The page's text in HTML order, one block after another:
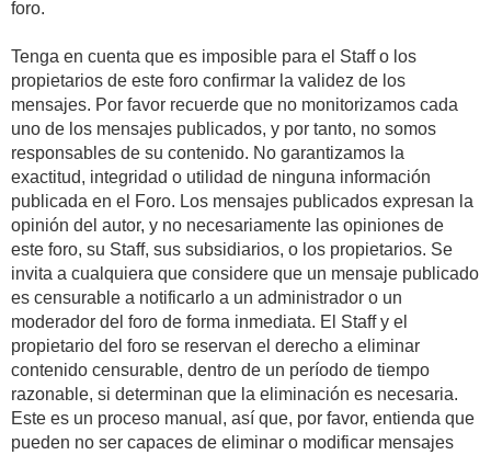
foro.
Tenga en cuenta que es imposible para el Staff o los
propietarios de este foro confirmar la validez de los
mensajes. Por favor recuerde que no monitorizamos cada
uno de los mensajes publicados, y por tanto, no somos
responsables de su contenido. No garantizamos la
exactitud, integridad o utilidad de ninguna información
publicada en el Foro. Los mensajes publicados expresan la
opinión del autor, y no necesariamente las opiniones de
este foro, su Staff, sus subsidiarios, o los propietarios. Se
invita a cualquiera que considere que un mensaje publicado
es censurable a notificarlo a un administrador o un
moderador del foro de forma inmediata. El Staff y el
propietario del foro se reservan el derecho a eliminar
contenido censurable, dentro de un período de tiempo
razonable, si determinan que la eliminación es necesaria.
Este es un proceso manual, así que, por favor, entienda que
pueden no ser capaces de eliminar o modificar mensajes